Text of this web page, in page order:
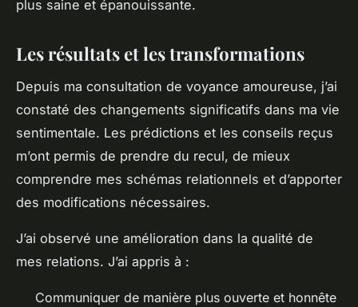
plus saine et épanouissante.
Les résultats et les transformations
Depuis ma consultation de voyance amoureuse, j’ai
constaté des changements significatifs dans ma vie
sentimentale. Les prédictions et les conseils reçus
m’ont permis de prendre du recul, de mieux
comprendre mes schémas relationnels et d’apporter
des modifications nécessaires.
J’ai observé une amélioration dans la qualité de
mes relations. J’ai appris à :
Communiquer de manière plus ouverte et honnête